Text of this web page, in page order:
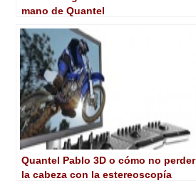
mano de Quantel
Quantel Pablo 3D o cómo no perder
la cabeza con la estereoscopía